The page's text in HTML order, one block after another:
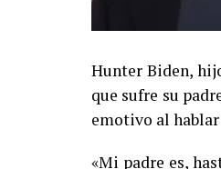
Hunter Biden,
que sufre su
emotivo al hablar
«Mi padre es,